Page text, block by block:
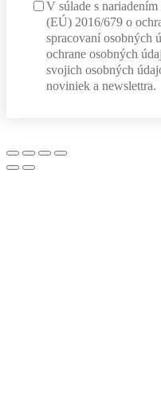
V súlade s
(EÚ) 2016/679 o
spracovaní osobných
ochrane osobných
svojich osobných
noviniek a newslettra.